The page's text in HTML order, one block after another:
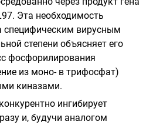
Эта необходимость
специфическим вирусным
степени объясняет его
фосфорилирования
из моно- в трифосфат)
киназами.
ингибирует
и, будучи аналогом